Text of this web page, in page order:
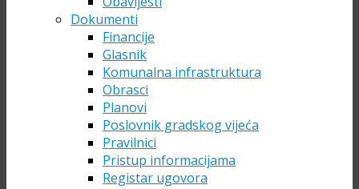
Dokumenti
Financije
Glasnik
Komunalna infrastruktura
Obrasci
Planovi
Poslovnik gradskog vijeća
Pravilnici
Pristup informacijama
Registar ugovora